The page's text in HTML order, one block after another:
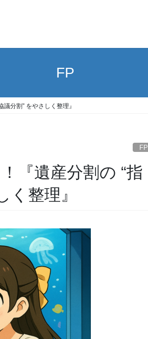
FP
分割” をやさしく整理』
FP
『遺産分割の “指
く整理』